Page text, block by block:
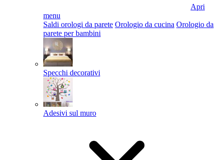
Apri
menu
Saldi orologi da parete Orologio da cucina Orologio da
parete per bambini
Specchi decorativi
Adesivi sul muro